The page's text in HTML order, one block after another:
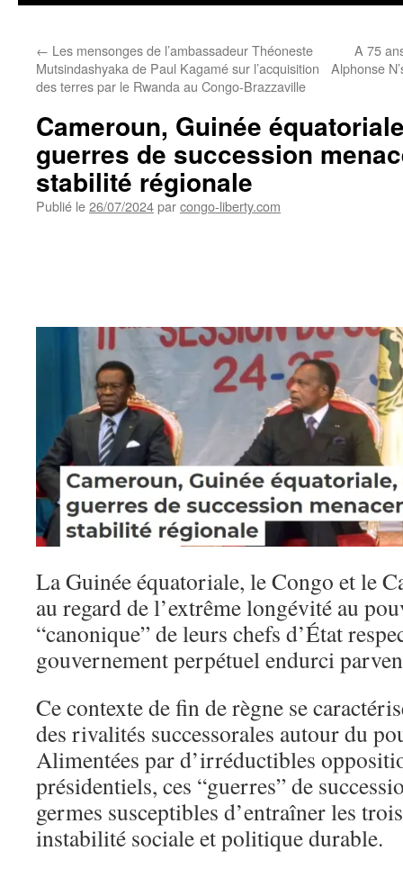
← Les mensonges de l’ambassadeur Théoneste
Mutsindashyaka de Paul Kagamé sur l’acquisition
des terres par le Rwanda au Congo-Brazzaville
A 75
Alphonse
Cameroun, Guinée
guerres de succession
stabilité régionale
Publié le26/07/2024parcongo-liberty.com
La Guinée équatoriale, le Congo et le
au regard de l’extrême longévité au
“canonique” de leurs chefs d’État
gouvernement perpétuel endurci
Ce contexte de fin de règne se
des rivalités successorales autour du
Alimentées par d’irréductibles
présidentiels, ces “guerres” de
germes susceptibles d’entraîner les
instabilité sociale et politique durable.